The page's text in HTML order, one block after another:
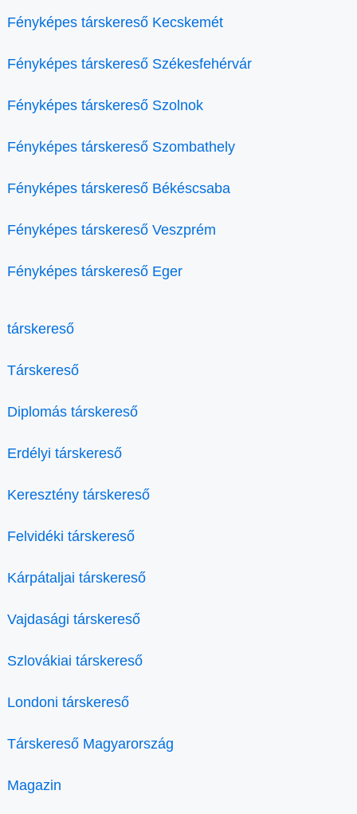
Fényképes társkereső Kecskemét
Fényképes társkereső Székesfehérvár
Fényképes társkereső Szolnok
Fényképes társkereső Szombathely
Fényképes társkereső Békéscsaba
Fényképes társkereső Veszprém
Fényképes társkereső Eger
társkereső
Társkereső
Diplomás társkereső
Erdélyi társkereső
Keresztény társkereső
Felvidéki társkereső
Kárpátaljai társkereső
Vajdasági társkereső
Szlovákiai társkereső
Londoni társkereső
Társkereső Magyarország
Magazin